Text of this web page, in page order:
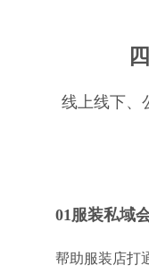
线上线下、
01服装私域
帮助服装店打